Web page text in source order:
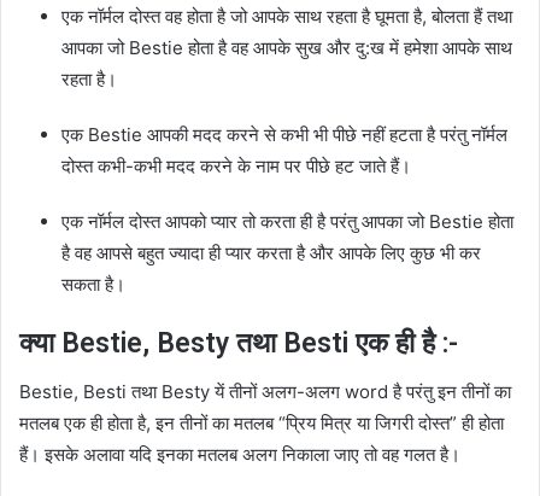
एक नॉर्मल दोस्त वह होता है जो आपके साथ रहता है घूमता है, बोलता हैं तथा
आपका जो Bestie होता है वह आपके सुख और दु:ख में हमेशा आपके साथ
रहता है।
एक Bestie आपकी मदद करने से कभी भी पीछे नहीं हटता है परंतु नॉर्मल
दोस्त कभी-कभी मदद करने के नाम पर पीछे हट जाते हैं।
एक नॉर्मल दोस्त आपको प्यार तो करता ही है परंतु आपका जो Bestie होता
है वह आपसे बहुत ज्यादा ही प्यार करता है और आपके लिए कुछ भी कर
सकता है।
क्या Bestie, Besty तथा Besti एक ही है :-
Bestie, Besti तथा Besty यें तीनों अलग-अलग word है परंतु इन तीनों का
मतलब एक ही होता है, इन तीनों का मतलब “प्रिय मित्र या जिगरी दोस्त” ही होता
हैं। इसके अलावा यदि इनका मतलब अलग निकाला जाए तो वह गलत है।